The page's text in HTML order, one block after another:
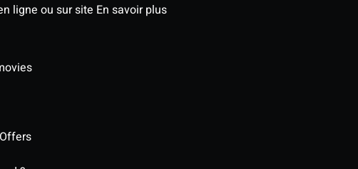
ligne ou sur site En savoir plus